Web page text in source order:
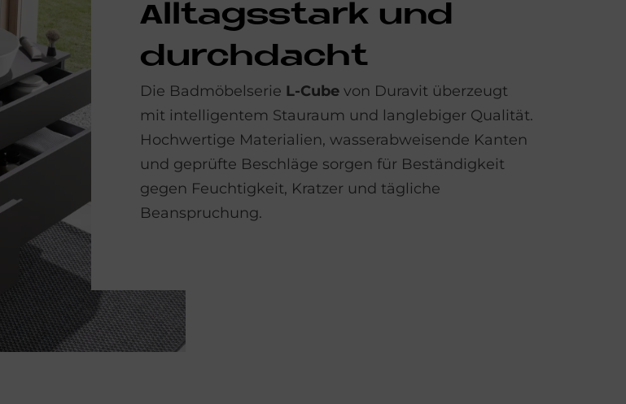
All­tags­stark und
durch­dacht
Die Badmöbelserie L-Cubevon Duravit überzeugt
mit intelligentem Stauraum und langlebiger Qualität.
Hochwertige Materialien, wasserabweisende Kanten
und geprüfte Beschläge sorgen für Beständigkeit
gegen Feuchtigkeit, Kratzer und tägliche
Beanspruchung.